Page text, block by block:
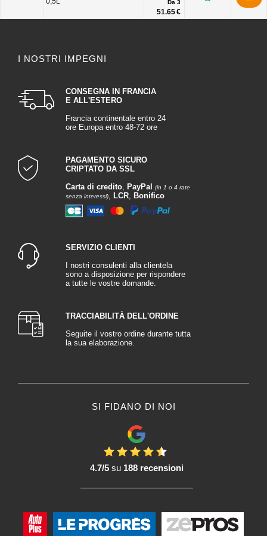
Da 3
51.65 €
I NOSTRI IMPEGNI
CONSEGNA IN FRANCIA
E ALL'ESTERO
Francia continentale entro 24
ore Europa entro 48-72 ore
PAGAMENTO SICURO
CRIPTATO DA SSL
Carta di credito, PayPal
(in 1 o 4 rate
senza interessi), LCR, Bonifico
SERVIZIO CLIENTI
I nostri consulenti alla clientela
sono a disposizione per rispondere
a tutte le vostre domande.
TRACCIABILITÀ DELL'ORDINE
Seguite il vostro ordine durante tutta
la sua elaborazione.
SI FIDANO DI NOI
4.7/5su 188 recensioni